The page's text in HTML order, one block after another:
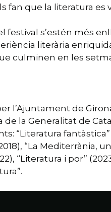
fan que la literatura es
festival s’estén més
literària
culminen en les
l’Ajuntament de
la Generalitat de
“Literatura fantàstica”
“La Mediterrània,
“Literatura i por”